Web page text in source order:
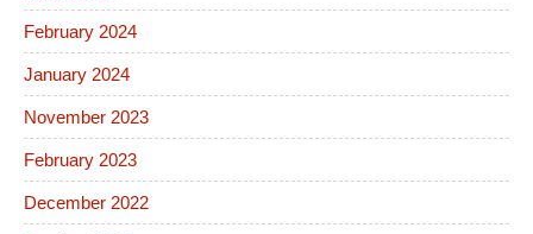
February 2024
January 2024
November 2023
February 2023
December 2022